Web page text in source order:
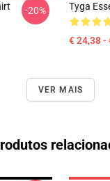
-20% Tyga
€ 24,38 -
VER MAIS